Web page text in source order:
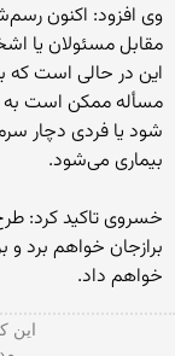
وی افزود: اكنون
مقابل مسئولان يا
اين در حالی است كه
مسأله ممكن است به
شود يا فردی دچار
بيماری می‌شود.
خسروی تاكيد كرد:
برازجان خواهم برد و
خواهم داد.